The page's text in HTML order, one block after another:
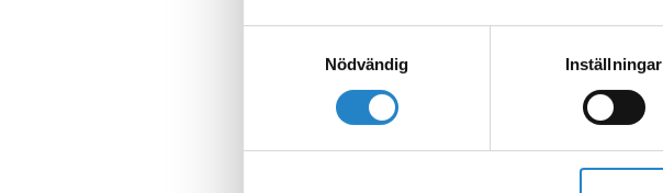
Nödvändig
Inställningar